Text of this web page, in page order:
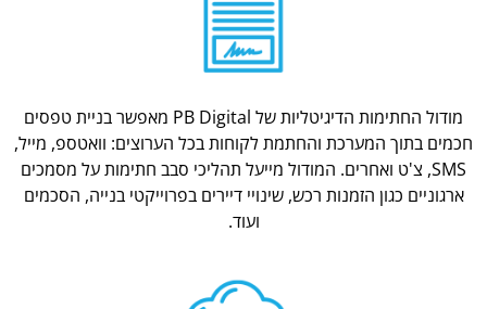
מודול החתימות הדיגיטליות של PB Digital מאפשר בניית טפסים
חכמים בתוך המערכת והחתמת לקוחות בכל הערוצים: וואטספ, מייל,
SMS, צ'ט ואחרים. המודול מייעל תהליכי סבב חתימות על מסמכים
ארגוניים כגון הזמנות רכש, שינויי דיירים בפרוייקטי בנייה, הסכמים
ועוד.